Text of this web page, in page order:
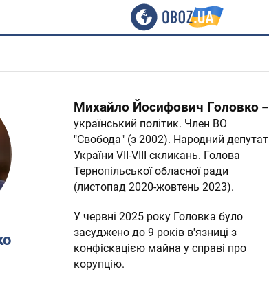
Михайло Йосифович Головко –
український політик. Член ВО
"Свобода" (з 2002). Народний депутат
України VII-VIII скликань. Голова
Тернопільської обласної ради
(листопад 2020-жовтень 2023).
У червні 2025 року Головка було
засуджено до 9 років в'язниці з
конфіскацією майна у справі про
корупцію.